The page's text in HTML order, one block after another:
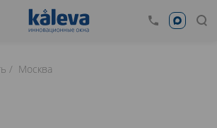
Москва